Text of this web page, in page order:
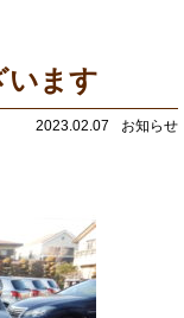
います
2023.02.07 お知らせ